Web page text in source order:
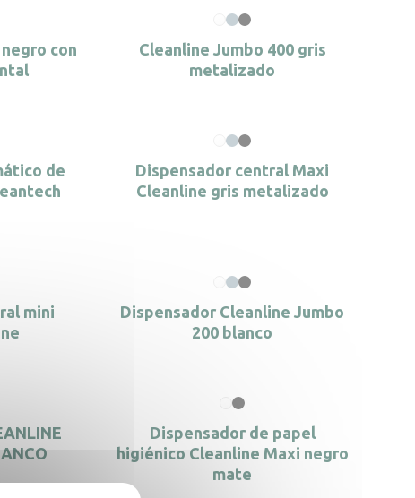
con
Cleanline Jumbo 400 gris
metalizado
de
Dispensador central Maxi
Cleanline gris metalizado
mini
Dispensador Cleanline Jumbo
200 blanco
Dispensador de papel
higiénico Cleanline Maxi negro
mate